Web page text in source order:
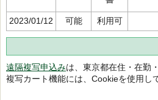
2023/01/12 可能 利用可
遠隔複写申込みは、東京都在住・在勤
複写カート機能には、Cookieを使用し